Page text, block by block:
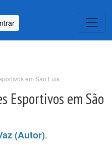
em São Luís
Esportivos em São
(Autor).